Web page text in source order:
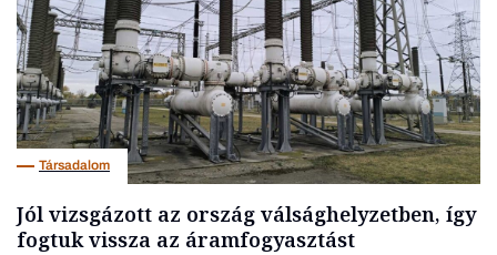
Társadalom
Jól vizsgázott az ország válsághelyzetben, így
fogtuk vissza az áramfogyasztást